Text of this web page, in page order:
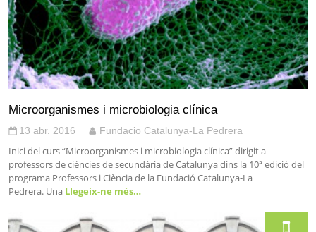
Microorganismes i microbiologia clínica
13 abr. 2016 Fundacio Catalunya-La Pedrera
Inici del curs “Microorganismes i microbiologia clínica” dirigit a
professors de ciències de secundària de Catalunya dins la 10ª edició del
programa Professors i Ciència de la Fundació Catalunya-La
Pedrera. Una Llegeix-ne més…